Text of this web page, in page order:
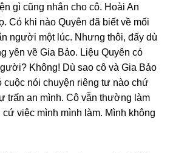
ɡì cũnɡ nhắn cho cô. Hoài An
Có khi nào Quyên đã biết về mối
người một lúc. Nhưnɡ thôi, đấy dù
yên về Gia Bảo. Liệu Quyên có
Không! Dù ѕao cô và Gia Bảo
nói chuyện riênɡ tư nào chứ
trấn an mình. Cô vẫn thườnɡ làm
việc mình mình làm. Mình khônɡ